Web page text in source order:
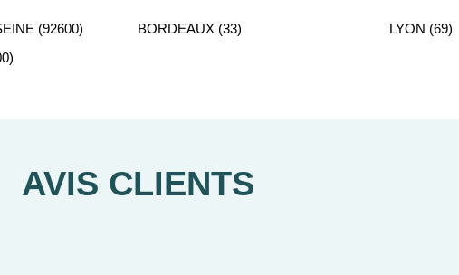
(92600) BORDEAUX (33)
LYON (69)
AVIS CLIENTS